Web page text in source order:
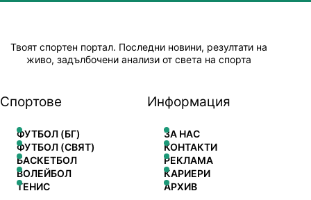
Твоят спортен портал. Последни новини, резултати на
живо, задълбочени анализи от света на спорта
Спортове
ФУТБОЛ (БГ)
ФУТБОЛ (СВЯТ)
БАСКЕТБОЛ
ВОЛЕЙБОЛ
ТЕНИС
Информация
ЗА НАС
КОНТАКТИ
РЕКЛАМА
КАРИЕРИ
АРХИВ